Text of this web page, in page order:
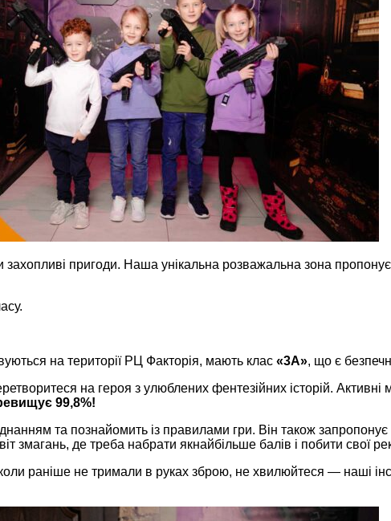
пригоди. Наша унікальна розважальна зона пропонує
на території РЦ Факторія, мають клас «3А», що є
на героя з улюблених фентезійних історій.
99,8%!
та познайомить із правилами гри. Він також запропонує
змагань, де треба набрати якнайбільше балів і побити свої
раніше не тримали в руках зброю, не хвилюйтеся — наші